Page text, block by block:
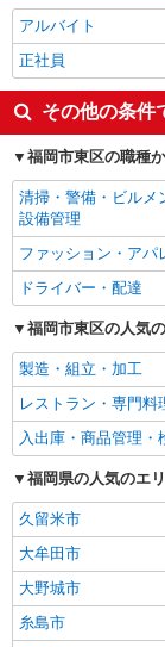
アルバイト
正社員
その他の条件
福岡市東区の職種
清掃・警備・ビルメ
設備管理
ファッション・アパ
ドライバー・配達
福岡市東区の人気
製造・組立・加工
レストラン・専門料
入出庫・商品管理・
福岡県の人気のエ
久留米市
大牟田市
大野城市
糸島市